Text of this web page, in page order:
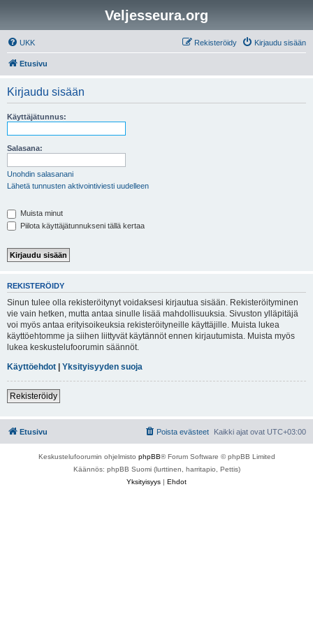
Veljesseura.org
UKK Kirjaudu sisään
Rekisteröidy
Etusivu
Kirjaudu sisään
Käyttäjätunnus:
Salasana:
Unohdin salasanani
Lähetä tunnusten aktivointiviesti uudelleen
Muista minut
Piilota käyttäjätunnukseni tällä kertaa
REKISTERÖIDY
Sinun tulee olla rekisteröitynyt voidaksesi kirjautua sisään. Rekisteröityminen
vie vain hetken, mutta antaa sinulle lisää mahdollisuuksia. Sivuston ylläpitäjä
voi myös antaa erityisoikeuksia rekisteröityneille käyttäjille. Muista lukea
käyttöehtomme ja siihen liittyvät käytännöt ennen kirjautumista. Muista myös
lukea keskustelufoorumin säännöt.
Käyttöehdot | Yksityisyyden suoja
Rekisteröidy
Etusivu Kaikki ajat ovat UTC+03:00
Poista evästeet
Keskustelufoorumin ohjelmisto phpBB® Forum Software © phpBB Limited
Käännös: phpBB Suomi (lurttinen, harritapio, Pettis)
Yksityisyys | Ehdot